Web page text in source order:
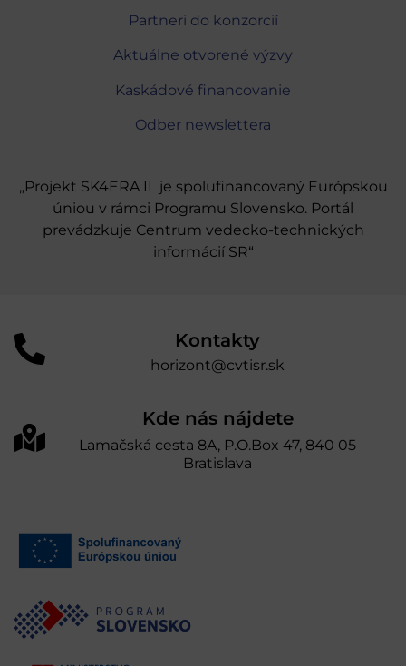
Partneri do konzorcií
Aktuálne otvorené výzvy
Kaskádové financovanie
Odber newslettera
„Projekt SK4ERA II je spolufinancovaný Európskou
úniou v rámci Programu Slovensko. Portál
prevádzkuje Centrum vedecko-technických
informácií SR“
Kontakty
horizont@cvtisr.sk
Kde nás nájdete
Lamačská cesta 8A, P.O.Box 47, 840 05
Bratislava